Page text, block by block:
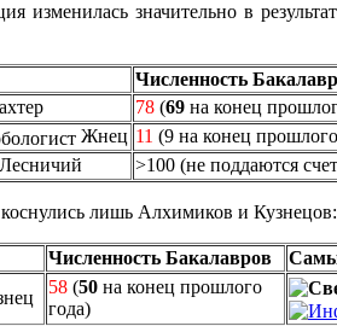
изменилась значительно в
Численность
78 (69 на конец
Жнец 11 (9 на конец
Лесничий
>100 (не поддаются
лишь Алхимиков и Кузнецов:
Численность Бакалавров
58 (50 на конец прошлого
года)